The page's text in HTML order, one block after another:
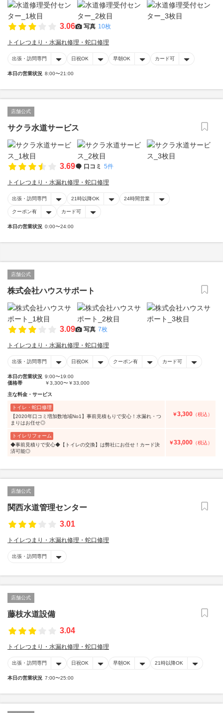
3.06 写真 10枚
トイレつまり・水漏れ修理・蛇口修理
出張・訪問専門 日祝OK 早朝OK カード可
本日の営業状況 8:00〜21:00
店舗公式
サクラ水道サービス
3.69 口コミ 5件
トイレつまり・水漏れ修理・蛇口修理
出張・訪問専門 21時以降OK 24時間営業
クーポン有 カード可
本日の営業状況 0:00〜24:00
店舗公式
株式会社ハウスサポート
3.09 写真 7枚
トイレつまり・水漏れ修理・蛇口修理
出張・訪問専門 日祝OK クーポン有 カード可
本日の営業状況 9:00〜19:00
価格帯
￥3,300〜￥33,000
主な料金・サービス
トイレ・蛇口修理
【2020年口コミ増加数地域No1】事前見積もりで安心！水漏れ・つ
まりはお任せ◎
￥3,300 （税込）
トイレリフォーム
◆事前見積りで安心◆【トイレの交換】は弊社にお任せ！カード決
済可能◎
￥33,000 （税込）
店舗公式
関西水道管理センター
3.01
トイレつまり・水漏れ修理・蛇口修理
出張・訪問専門
店舗公式
藤枝水道設備
3.04
トイレつまり・水漏れ修理・蛇口修理
出張・訪問専門 日祝OK 早朝OK 21時以降OK
本日の営業状況 7:00〜25:00